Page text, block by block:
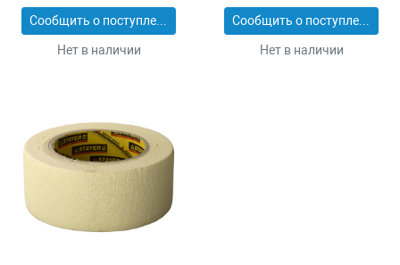
Сообщить о поступлении
Нет в наличии
Сообщить о поступлении
Нет в наличии